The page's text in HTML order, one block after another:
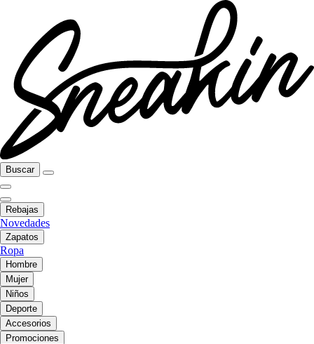
Buscar
Rebajas
Novedades
Zapatos
Ropa
Hombre
Mujer
Niños
Deporte
Accesorios
Promociones